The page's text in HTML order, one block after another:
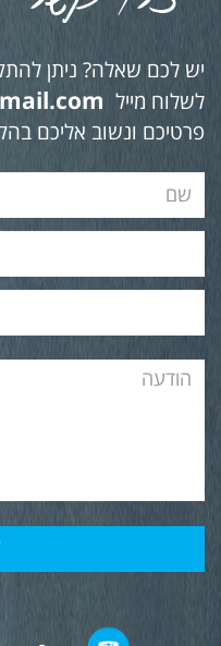
יש לכם שאלה? ניתן
לשלוח מייל
פרטיכם ונשוב אליכם